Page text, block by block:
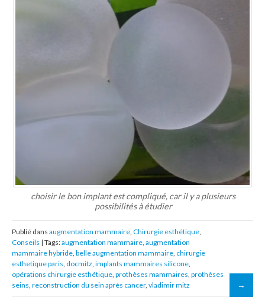
choisir le bon implant est compliqué, car il y a plusieurs
possibilités à étudier
Publié dans augmentation mammaire Chirurgie esthétique
Conseils | Tags:augmentation mammaire augmentation
mammaire hybride belle augmentation mammaire chirurgie
esthetique paris docmitz implants mammaires silicone
opérations chirurgie esthétique prothèses mammaires prothèses
seins reconstruction du sein après cancer, vladimir mitz